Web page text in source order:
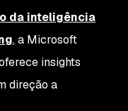
da inteligência
, a Microsoft
insights
direção a